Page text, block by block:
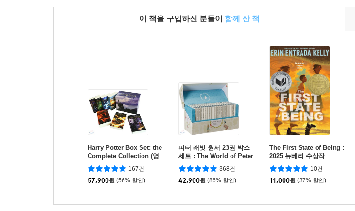
이 책을 구입하신 분들이 함께 산 책
Harry Potter Box Set: the
Complete Collection (영
국판) : 해리 포터 영국판 1
~7권 박스 세트167건
57,900원 (56% 할인)
피터 래빗 원서 23권 박스
세트 : The World of Peter
Rabbit
368건
42,900원 (86% 할인)
The First State of Being :
2025 뉴베리 수상작
10건
11,000원 (37% 할인)